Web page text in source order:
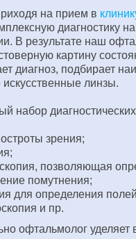
на прием в
диагностику
В результате наш
картину
диагноз, подбирает
линзы.
набор
зрения;
позволяющая
помутнения;
для определения
и пр.
офтальмолог уделяет